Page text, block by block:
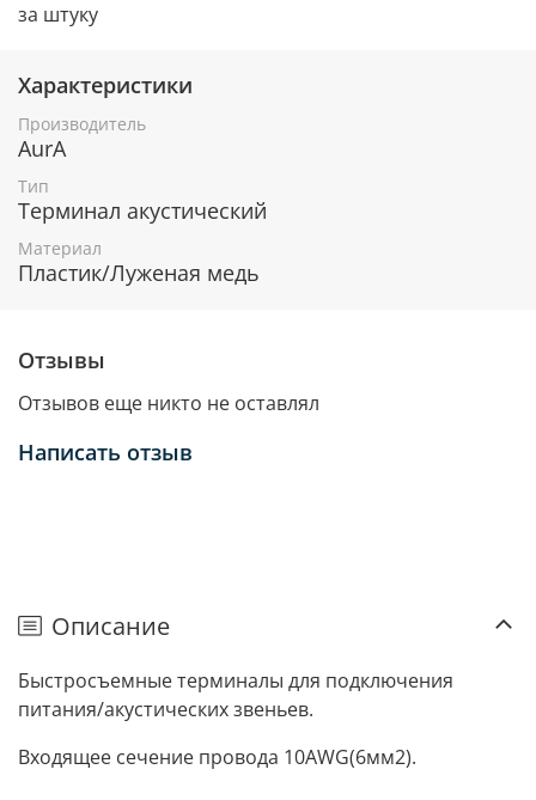
за штуку
Характеристики
Производитель
AurA
Тип
Терминал акустический
Материал
Пластик/Луженая медь
Отзывы
Отзывов еще никто не оставлял
Написать отзыв
Описание
Быстросъемные терминалы для подключения
питания/акустических звеньев.
Входящее сечение провода 10AWG(6мм2).